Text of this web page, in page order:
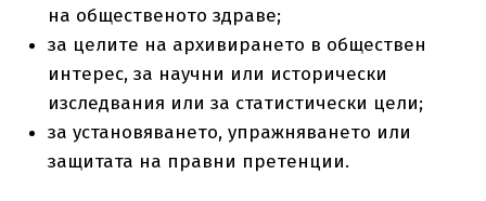
на общественото здраве;
за целите на архивирането в обществен
интерес, за научни или исторически
изследвания или за статистически цели;
за установяването, упражняването или
защитата на правни претенции.